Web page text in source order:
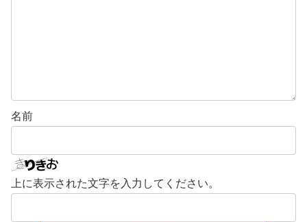
名前
上に表示された文字を入力してください。